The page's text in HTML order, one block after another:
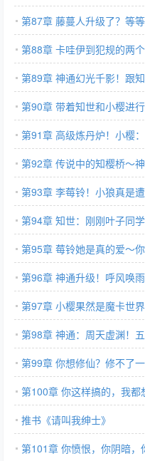
第87章 藤蔓人升级了？等
第88章 卡哇伊到犯规的两
第89章 神通幻光千影！跟
第90章 带着知世和小樱进
第91章 高级炼丹炉！小樱
第92章 传说中的知樱桥～神
第93章 李莓铃！小狼真是遭
第94章 知世：刚刚叶子同
第95章 莓铃她是真的爱～
第96章 神通升级！呼风唤雨
第97章 小樱果然是魔卡世
第98章 神通：周天虚渊！
第99章 你想修仙？修不了
第100章 你这样搞的，我
推书《请叫我绅士》
第101章 你愤恨，你阴暗，